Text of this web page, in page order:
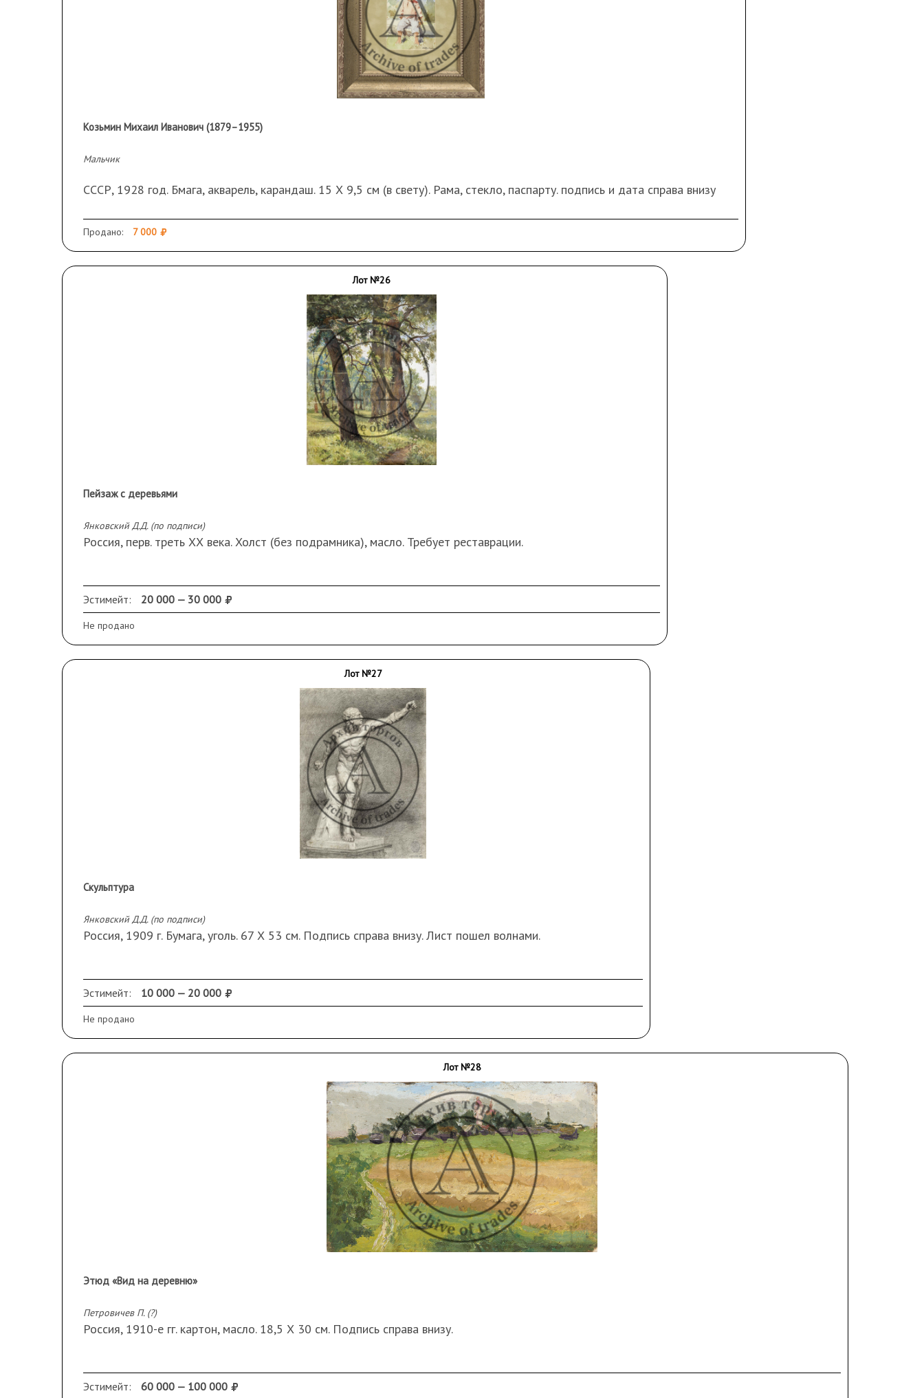
Козьмин Михаил Иванович (1879–1955)
Мальчик
СССР, 1928 год. Бмага, акварель, карандаш. 15 Х 9,5 см (в свету). Рама, стекло, паспарту. подпись и дата справа внизу
Продано: 7 000
Лот №26
Пейзаж с деревьями
Янковский Д.Д. (по подписи)
Россия, перв. треть ХХ века. Холст (без подрамника), масло. Требует реставрации.
Эстимейт: 20 000 — 30 000
Не продано
Лот №27
Скульптура
Янковский Д.Д. (по подписи)
Россия, 1909 г. Бумага, уголь. 67 Х 53 см. Подпись справа внизу. Лист пошел волнами.
Эстимейт: 10 000 — 20 000
Не продано
Лот №28
Этюд «Вид на деревню»
Петровичев П. (?)
Россия, 1910-е гг. картон, масло. 18,5 Х 30 см. Подпись справа внизу.
Эстимейт: 60 000 — 100 000